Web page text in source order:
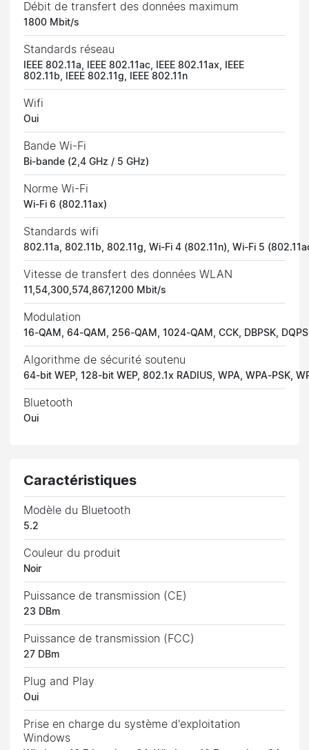
Débit de transfert des données maximum
1800 Mbit/s
Standards réseau
IEEE 802.11a, IEEE 802.11ac, IEEE 802.11ax, IEEE
802.11b, IEEE 802.11g, IEEE 802.11n
Wifi
Oui
Bande Wi-Fi
Bi-bande (2,4 GHz / 5 GHz)
Norme Wi-Fi
Wi-Fi 6 (802.11ax)
Standards wifi
802.11a, 802.11b, 802.11g, Wi-Fi 4 (802.11n), Wi-Fi 5
Vitesse de transfert des données WLAN
11,54,300,574,867,1200 Mbit/s
Modulation
16-QAM, 64-QAM, 256-QAM, 1024-QAM, CCK, DBPSK,
Algorithme de sécurité soutenu
64-bit WEP, 128-bit WEP, 802.1x RADIUS, WPA, WPA-PSK,
Bluetooth
Oui
Caractéristiques
Modèle du Bluetooth
5.2
Couleur du produit
Noir
Puissance de transmission (CE)
23 DBm
Puissance de transmission (FCC)
27 DBm
Plug and Play
Oui
Prise en charge du système d'exploitation
Windows